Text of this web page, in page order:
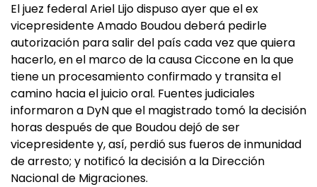
El juez federal Ariel Lijo dispuso ayer que el ex
vicepresidente Amado Boudou deberá pedirle
autorización para salir del país cada vez que quiera
hacerlo, en el marco de la causa Ciccone en la que
tiene un procesamiento confirmado y transita el
camino hacia el juicio oral. Fuentes judiciales
informaron a DyN que el magistrado tomó la decisión
horas después de que Boudou dejó de ser
vicepresidente y, así, perdió sus fueros de inmunidad
de arresto; y notificó la decisión a la Dirección
Nacional de Migraciones.